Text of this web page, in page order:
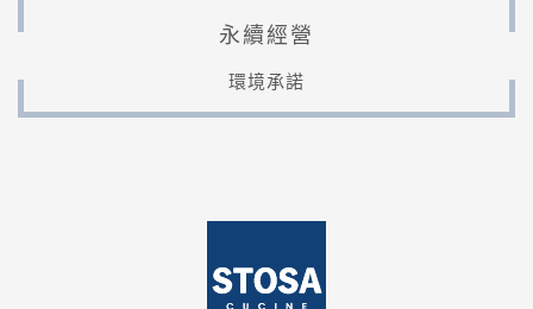
永續經營
環境承諾